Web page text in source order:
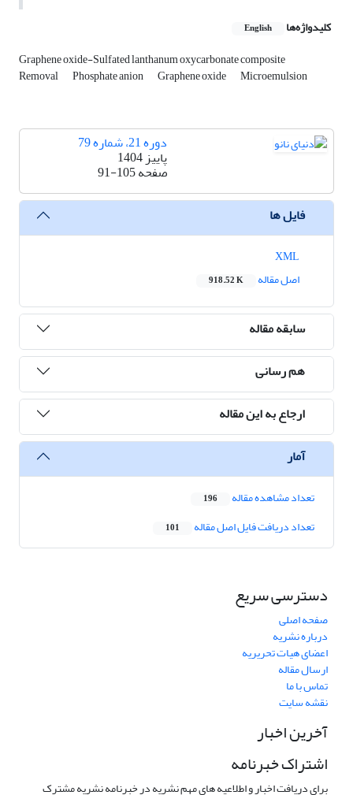
کلیدواژه‌ها English
Graphene oxide-Sulfated lanthanum oxycarbonate composite
Removal Phosphate anion Graphene oxide Microemulsion
دوره 21، شماره 79
پاییز 1404
صفحه91-105
فایل ها
اصل مقاله
918.52 K
سابقه مقاله
هم رسانی
ارجاع به این مقاله
آمار
تعداد مشاهده مقاله 196
تعداد دریافت فایل اصل مقاله 101
دسترسی سریع
صفحه اصلی
درباره نشریه
اعضای هیات تحریریه
ارسال مقاله
تماس با ما
نقشه سایت
آخرین اخبار
اشتراک خبرنامه
برای دریافت اخبار و اطلاعیه های مهم نشریه در خبرنامه نشریه مشترک